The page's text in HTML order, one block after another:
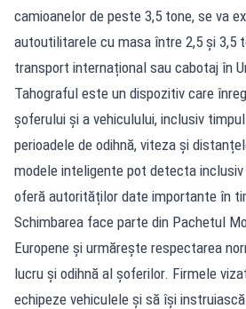
camioanelor de peste 3,5 tone, se va
autoutilitarele cu masa între 2,5 și 3,5
transport internațional sau cabotaj în
Tahograful este un dispozitiv care
șoferului și a vehiculului, inclusiv
perioadele de odihnă, viteza și
modele inteligente pot detecta
oferă autorităților date importante în
Schimbarea face parte din Pachetul
Europene și urmărește respectarea
lucru și odihnă al șoferilor. Firmele
echipeze vehiculele și să își